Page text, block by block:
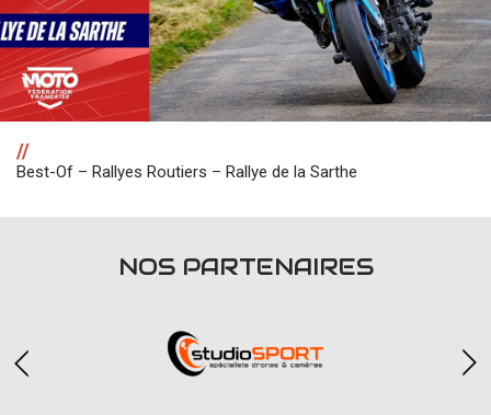
//
Best-Of – Rallyes Routiers – Rallye de la Sarthe
NOS PARTENAIRES